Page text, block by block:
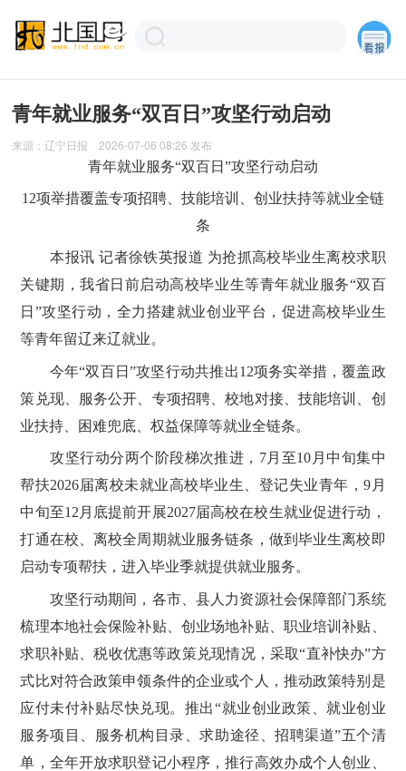
青年就业服务“双百日”攻坚行动启动
来源：辽宁日报 2026-07-06 08:26 发布
青年就业服务“双百日”攻坚行动启动
12项举措覆盖专项招聘、技能培训、创业扶持等就业全链
条
本报讯 记者徐铁英报道 为抢抓高校毕业生离校求职
关键期，我省日前启动高校毕业生等青年就业服务“双百
日”攻坚行动，全力搭建就业创业平台，促进高校毕业生
等青年留辽来辽就业。
今年“双百日”攻坚行动共推出12项务实举措，覆盖政
策兑现、服务公开、专项招聘、校地对接、技能培训、创
业扶持、困难兜底、权益保障等就业全链条。
攻坚行动分两个阶段梯次推进，7月至10月中旬集中
帮扶2026届离校未就业高校毕业生、登记失业青年，9月
中旬至12月底提前开展2027届高校在校生就业促进行动，
打通在校、离校全周期就业服务链条，做到毕业生离校即
启动专项帮扶，进入毕业季就提供就业服务。
攻坚行动期间，各市、县人力资源社会保障部门系统
梳理本地社会保险补贴、创业场地补贴、职业培训补贴、
求职补贴、税收优惠等政策兑现情况，采取“直补快办”方
式比对符合政策申领条件的企业或个人，推动政策特别是
应付未付补贴尽快兑现。推出“就业创业政策、就业创业
服务项目、服务机构目录、求助途径、招聘渠道”五个清
单，全年开放求职登记小程序，推行高效办成个人创业、